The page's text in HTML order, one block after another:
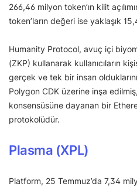
266,46 milyon token’ın kilit
token’ların değeri ise yaklaşık
Humanity Protocol, avuç içi
(ZKP) kullanarak kullanıcıların
gerçek ve tek bir insan
Polygon CDK üzerine inşa
konsensüsüne dayanan bir
protokolüdür.
Plasma (XPL)
Platform, 25 Temmuz’da 7,34